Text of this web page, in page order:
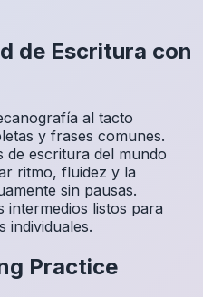
de Escritura con
al tacto
y frases comunes.
de escritura del mundo
ritmo, fluidez y la
sin pausas.
listos para
individuales.
Practice